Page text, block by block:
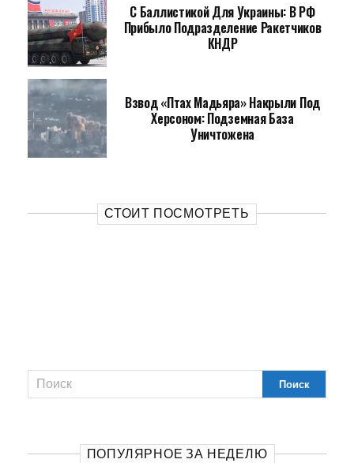
С Баллистикой Для Украины: В РФ
Прибыло Подразделение Ракетчиков
КНДР
Взвод «Птах Мадьяра» Накрыли Под
Херсоном: Подземная База
Уничтожена
СТОИТ ПОСМОТРЕТЬ
ПОПУЛЯРНОЕ ЗА НЕДЕЛЮ